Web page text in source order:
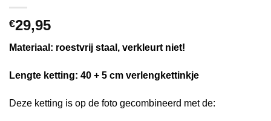
€29,95
Materiaal: roestvrij staal, verkleurt niet!
Lengte ketting: 40 + 5 cm verlengkettinkje
Deze ketting is op de foto gecombineerd met de: